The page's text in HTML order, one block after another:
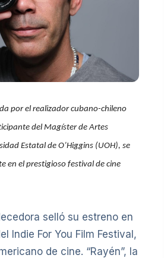
por el realizador cubano-chileno
del Magíster de Artes
Estatal de O’Higgins (UOH), se
en el prestigioso festival de cine
selló su estreno en
Indie For You Film Festival,
de cine. “Rayén”, la